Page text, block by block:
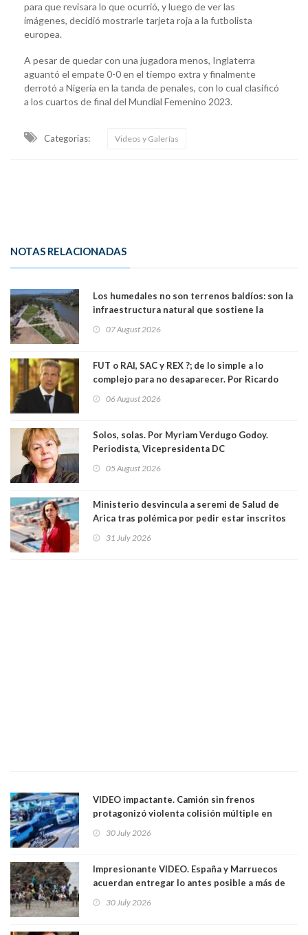
para que revisara lo que ocurrió, y luego de ver las
imágenes, decidió mostrarle tarjeta roja a la futbolista
europea.
A pesar de quedar con una jugadora menos, Inglaterra
aguantó el empate 0-0 en el tiempo extra y finalmente
derrotó a Nigeria en la tanda de penales, con lo cual clasificó
a los cuartos de final del Mundial Femenino 2023.
Categorias: Videos y Galerías
NOTAS RELACIONADAS
Los humedales no son terrenos baldíos: son la
infraestructura natural que sostiene la
07 August 2026
FUT o RAI, SAC y REX ?; de lo simple a lo
complejo para no desaparecer. Por Ricardo
06 August 2026
Solos, solas. Por Myriam Verdugo Godoy.
Periodista, Vicepresidenta DC
05 August 2026
Ministerio desvincula a seremi de Salud de
Arica tras polémica por pedir estar inscritos
Ya son 29 seremis despedidos desde el 11 de
31 July 2026
VIDEO impactante. Camión sin frenos
protagonizó violenta colisión múltiple en
30 July 2026
Impresionante VIDEO. España y Marruecos
acuerdan entregar lo antes posible a más de
avalancha y de manera irregular a territorio
30 July 2026